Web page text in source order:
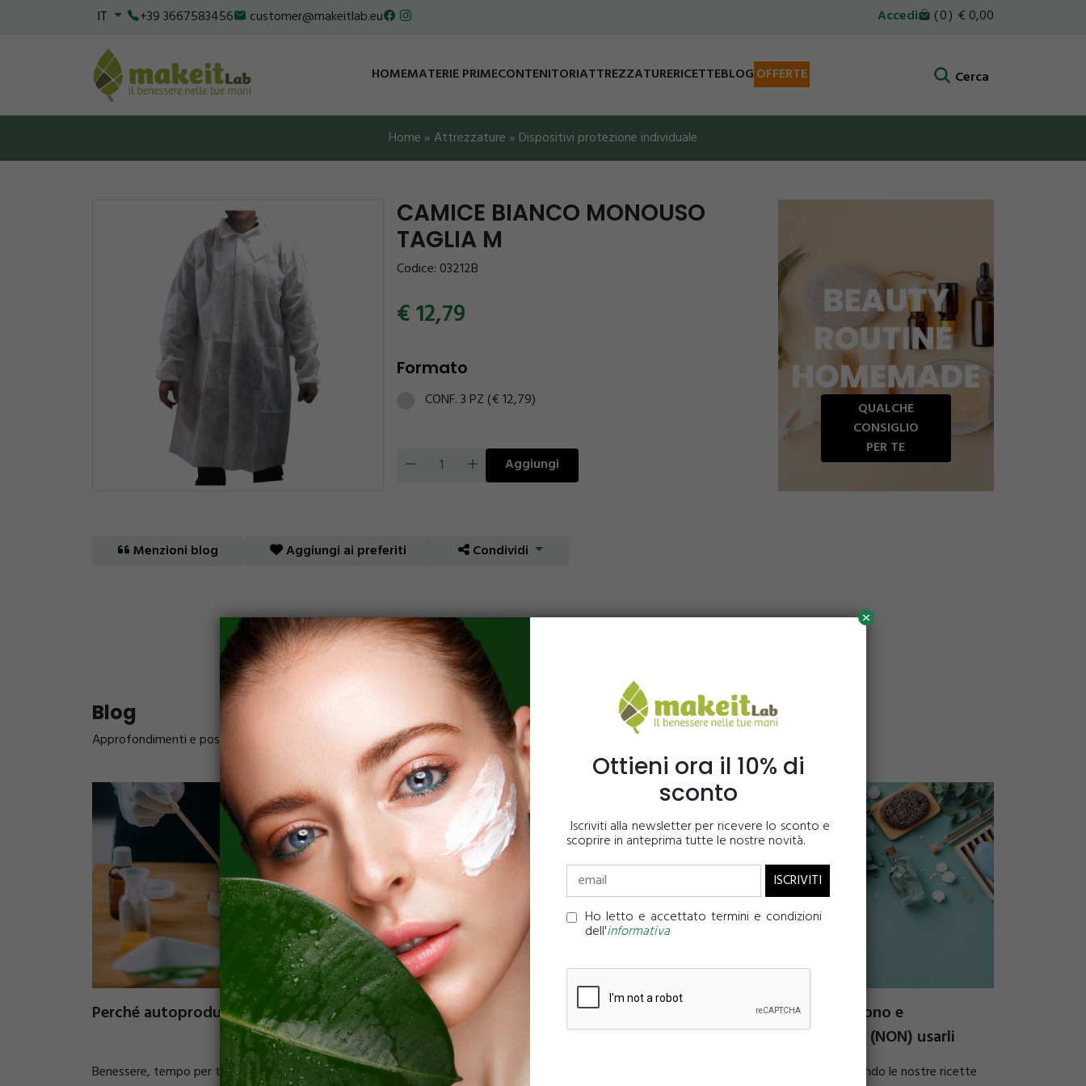
IT +39 3667583456 customer@makeitlab.eu Accedi 0 0,00
HOMEMATERIE PRIMECONTENITORIATTREZZATURERICETTEBLOGOFFERTE Cerca
Ottieni ora il 10% di
sconto
Iscriviti alla newsletter per ricevere lo sconto e
scoprire in anteprima tutte le nostre novità.
Ho letto e accettato termini e condizioni
dell'informativa
x
Home » Attrezzature » Dispositivi protezione individuale
CAMICE BIANCO MONOUSO
TAGLIA M
Codice: 03212B
12,79
Formato
CONF. 3 PZ (€ 12,79)
Aggiungi
QUALCHE
CONSIGLIO
PER TE
Menzioni blog Aggiungi ai preferiti Condividi
Blog
Approfondimenti e post più recenti dalla redazione
Perché autoprodurre cosmetici?
Benessere, tempo per te stessa, economia e
Produzione di cosmetici fai da te: le
linee guida
La cosmetica fai da te è appassionante. Tuttavia,
Oli essenziali: cosa sono e
soprattutto quando (NON) usarli
I cosmetici prodotti seguendo le nostre ricette